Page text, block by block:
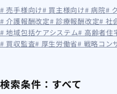
# 売手様向け# 買主様向け# 病院#
# 介護報酬改定# 診療報酬改定# 社
# 地域包括ケアシステム# 高齢者住
# 買収監査# 厚生労働省# 戦略コン
検索条件： すべて